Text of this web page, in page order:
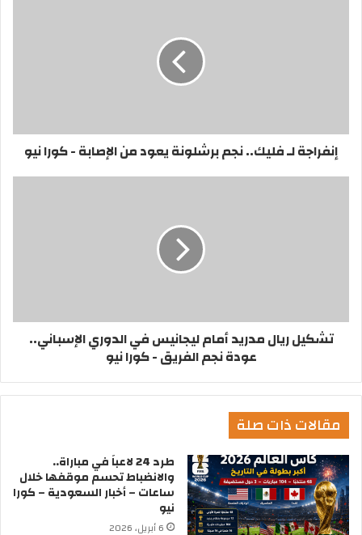
إنفراجة لـ فليك.. نجم برشلونة يعود من الإصابة - كورا نيو
تشكيل ريال مدريد أمام ليجانيس في الدوري الإسباني..
عودة نجم الفريق - كورا نيو
مقالات ذات صلة
طرد 24 لاعباً في مباراة..
والانضباط تحسم موقفها خلال
ساعات – أخبار السعودية – كورا
نيو
6 أبريل، 2026